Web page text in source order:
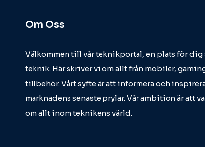
Om Oss
Välkommen till vår teknikportal, en plats för dig
teknik. Här skriver vi om allt från mobiler,
tillbehör. Vårt syfte är att informera och
marknadens senaste prylar. Vår ambition är
om allt inom teknikens värld.